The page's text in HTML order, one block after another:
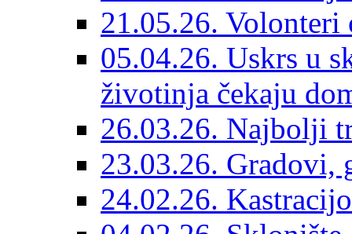
21.05.26. Volonteri
05.04.26. Uskrs u
životinja čekaju
26.03.26. Najbolji
23.03.26. Gradovi,
24.02.26.